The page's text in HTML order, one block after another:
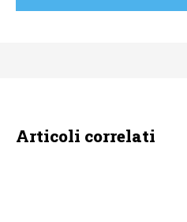
Articoli correlati